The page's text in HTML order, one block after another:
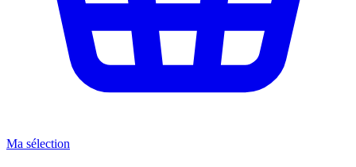
Ma sélection